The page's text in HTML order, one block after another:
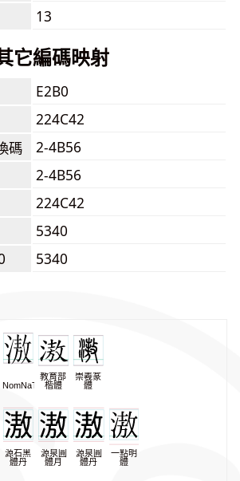
13
編碼映射
E2B0
224C42
碼
2-4B56
2-4B56
224C42
5340
5340
NomNaTong
教育部
楷體
崇羲篆
體
源石黑
體丹
源泉圓
體月
源泉圓
體丹
一點明
體